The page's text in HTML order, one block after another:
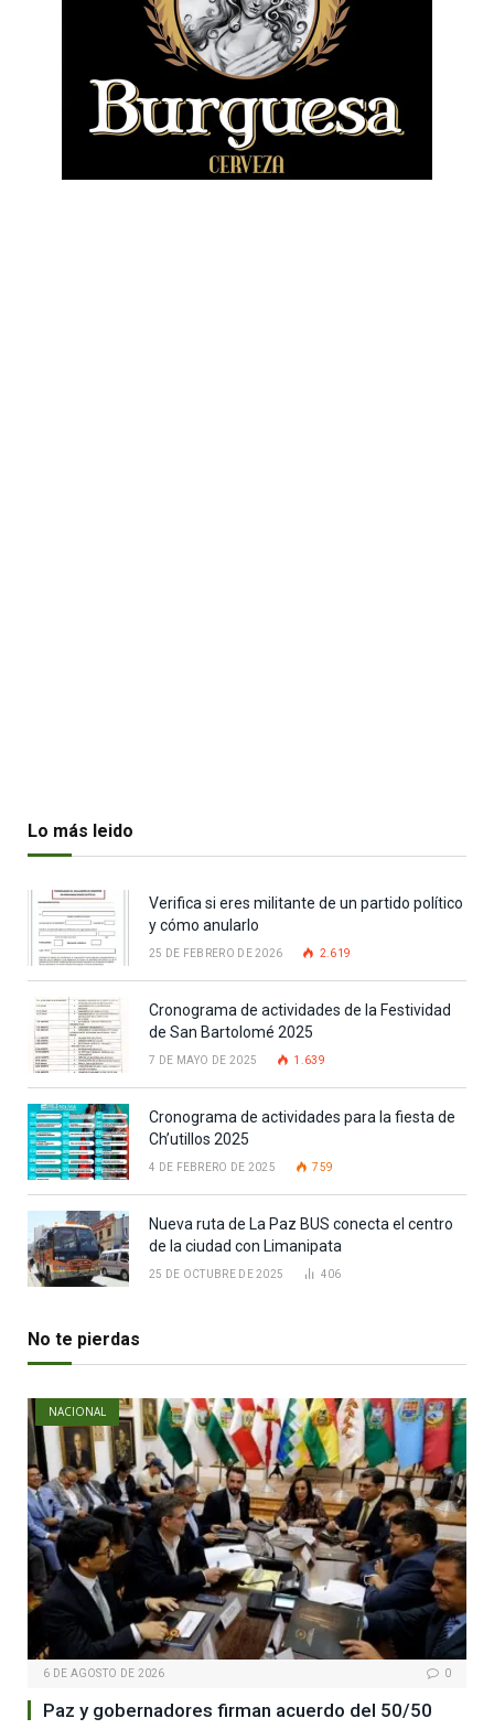
Lo más leido
Verifica si eres militante de un partido político
y cómo anularlo
25 DE FEBRERO DE 2026 2.619
Cronograma de actividades de la Festividad
de San Bartolomé 2025
7 DE MAYO DE 2025 1.639
Cronograma de actividades para la fiesta de
Ch’utillos 2025
4 DE FEBRERO DE 2025 759
Nueva ruta de La Paz BUS conecta el centro
de la ciudad con Limanipata
25 DE OCTUBRE DE 2025 406
No te pierdas
NACIONAL
6 DE AGOSTO DE 2026 0
Paz y gobernadores firman acuerdo del 50/50